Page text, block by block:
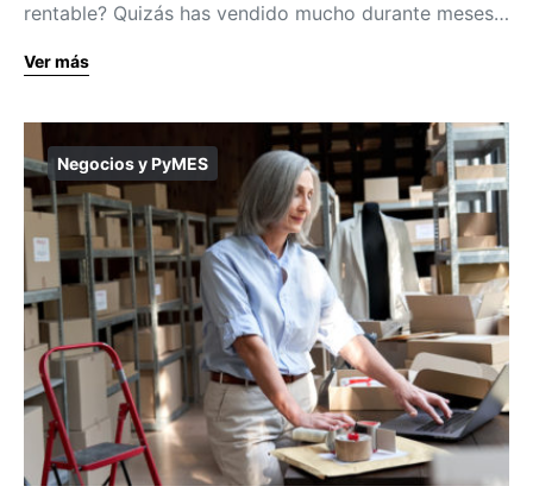
rentable? Quizás has vendido mucho durante meses…
Ver más
Negocios y PyMES